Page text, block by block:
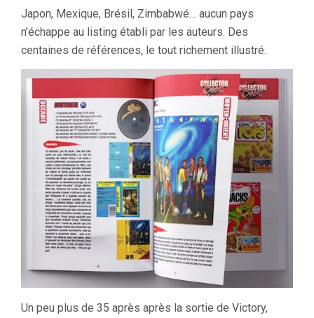
Japon, Mexique, Brésil, Zimbabwé… aucun pays
n’échappe au listing établi par les auteurs. Des
centaines de références, le tout richement illustré.
Un peu plus de 35 après après la sortie de Victory,